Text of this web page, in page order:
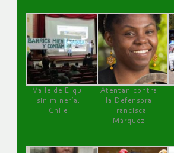
Valle de Elqui
sin minería.
Chile
Atentan contra
la Defensora
Francisca
Márquez